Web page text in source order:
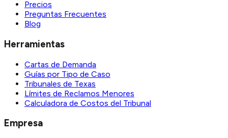
Precios
Preguntas Frecuentes
Blog
Herramientas
Cartas de Demanda
Guías por Tipo de Caso
Tribunales de Texas
Límites de Reclamos Menores
Calculadora de Costos del Tribunal
Empresa